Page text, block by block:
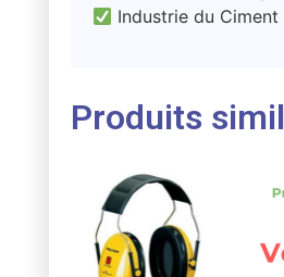
Industrie du Ciment
Produits